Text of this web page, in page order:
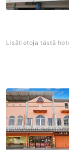
Lisätietoja tästä